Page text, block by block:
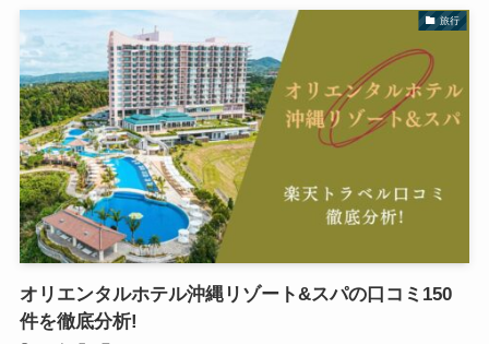
旅行
オリエンタルホテル沖縄リゾート&スパの口コミ150
件を徹底分析!